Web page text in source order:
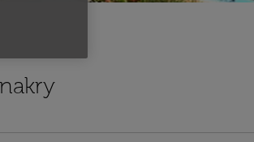
para encontrar ofertas.